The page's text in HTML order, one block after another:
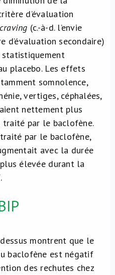
d’évaluation
craving (c.-à-d. l’envie
d’évaluation secondaire)
statistiquement
placebo. Les effets
somnolence,
vertiges, céphalées,
nettement plus
par le baclofène.
par le baclofène,
avec la durée
élevée durant la
montrent que le
baclofène est négatif
des rechutes chez